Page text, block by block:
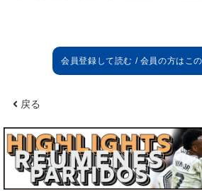
レアル・ソシエダ戦
季この時点における自分たちの
いい形でスタートできた。敵陣
を決め、チャンスを作ったから
カードを提示されたことで1人少
れが少し変わってしまったが、
戻る